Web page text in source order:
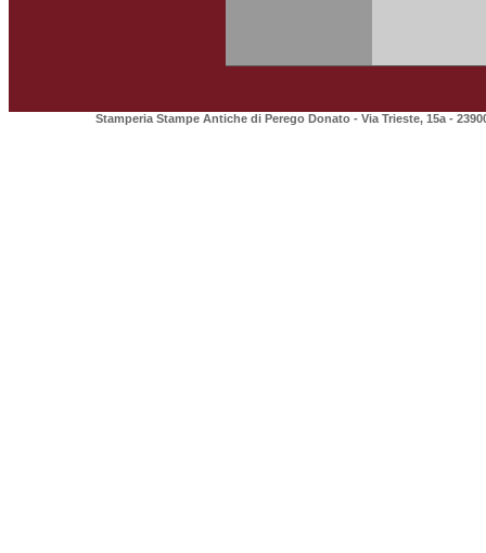
Stamperia Stampe Antiche di Perego Donato - Via Trieste, 15a -